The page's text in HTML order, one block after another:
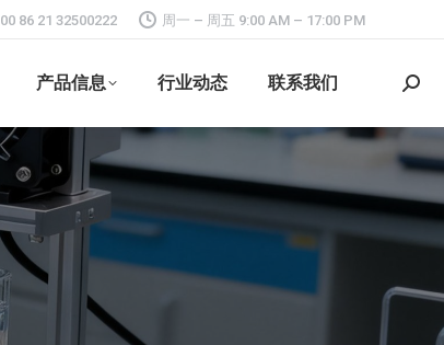
00 86 21 32500222 周一 – 周五 9:00 AM – 17:00 PM
产品信息 行业动态 联系我们
搜